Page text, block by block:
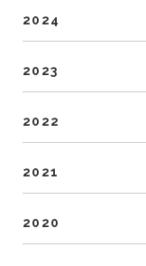
2024
2023
2022
2021
2020